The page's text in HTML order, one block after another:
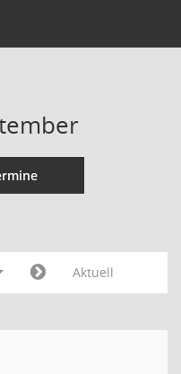
Aktuell